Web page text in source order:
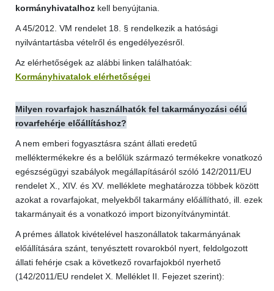
kormányhivatalhoz kell benyújtania.
A 45/2012. VM rendelet 18. § rendelkezik a hatósági
nyilvántartásba vételről és engedélyezésről.
Az elérhetőségek az alábbi linken találhatóak:
Kormányhivatalok elérhetőségei
Milyen rovarfajok használhatók fel takarmányozási célú
rovarfehérje előállításhoz?
A nem emberi fogyasztásra szánt állati eredetű
melléktermékekre és a belőlük származó termékekre vonatkozó
egészségügyi szabályok megállapításáról szóló 142/2011/EU
rendelet X., XIV. és XV. melléklete meghatározza többek között
azokat a rovarfajokat, melyekből takarmány előállítható, ill. ezek
takarmányait és a vonatkozó import bizonyítványmintát.
A prémes állatok kivételével haszonállatok takarmányának
előállítására szánt, tenyésztett rovarokból nyert, feldolgozott
állati fehérje csak a következő rovarfajokból nyerhető
(142/2011/EU rendelet X. Melléklet II. Fejezet szerint):